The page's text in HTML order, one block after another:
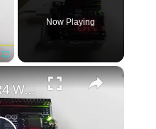
Now Playing
×
Arduino Uno R4 WiFi Led Matrix